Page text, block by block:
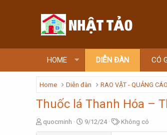
HOME DIỄN ĐÀN CÓ
Home Diễn đàn RAO VẶT - QUẢNG
Thuốc lá Thanh Hóa –
T
h
quocminh
N
g
9/12/24
T
ừ
Không có